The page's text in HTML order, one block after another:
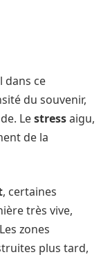
dans ce
du souvenir,
Lestressaigu,
de la
, certaines
très vive,
zones
plus tard,